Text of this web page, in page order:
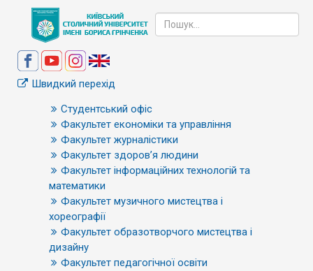
Швидкий перехід
Студентський офіс
Факультет економіки та управління
Факультет журналістики
Факультет здоров’я людини
Факультет інформаційних технологій та
математики
Факультет музичного мистецтва і
хореографії
Факультет образотворчого мистецтва і
дизайну
Факультет педагогічної освіти